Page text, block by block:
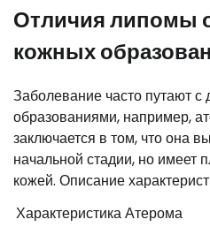
Отличия липомы
кожных
Заболевание часто путают
образованиями, например,
заключается в том, что она
начальной стадии, но имеет
кожей. Описание
ХарактеристикаАтерома